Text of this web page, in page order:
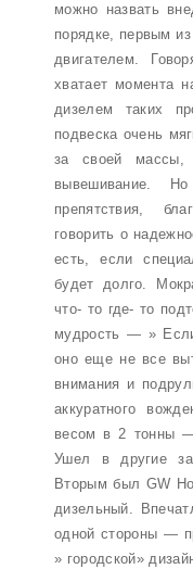
можно назвать
порядке, первым
двигателем.
хватает момента
дизелем таких
подвеска очень
за своей массы,
вывешивание.
препятствия,
говорить о
есть, если
будет долго.
что- то где- то
мудрость — »
оно еще не все
внимания и
аккуратного
весом в 2 тонны
Ушел в другие
Вторым был GW
дизельный.
одной стороны —
» городской»